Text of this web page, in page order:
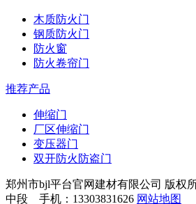
木质防火门
钢质防火门
防火窗
防火卷帘门
推荐产品
伸缩门
厂区伸缩门
变压器门
双开防火防盗门
郑州市bjl平台官网建材有限公司 版权
中段 手机：13303831626 网站地图